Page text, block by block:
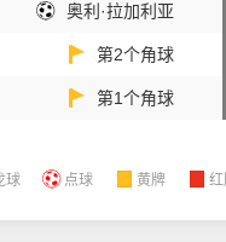
奥利·拉加利亚
第2个角球
第1个角球
球 点球 黄牌